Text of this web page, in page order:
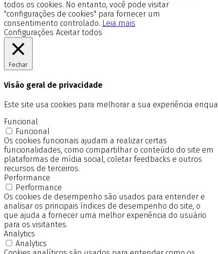
todos os cookies. No entanto, você pode visitar
"configurações de cookies" para fornecer um
consentimento controlado. Leia mais
Configurações Aceitar todos
Fechar
Visão geral de privacidade
Este site usa cookies para melhorar a sua experiência
Funcional
Funcional
Os cookies funcionais ajudam a realizar certas
funcionalidades, como compartilhar o conteúdo do site em
plataformas de mídia social, coletar feedbacks e outros
recursos de terceiros.
Performance
Performance
Os cookies de desempenho são usados para entender e
analisar os principais índices de desempenho do site, o
que ajuda a fornecer uma melhor experiência do usuário
para os visitantes.
Analytics
Analytics